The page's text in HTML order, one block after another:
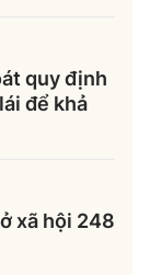
quy định
để khả
xã hội 248